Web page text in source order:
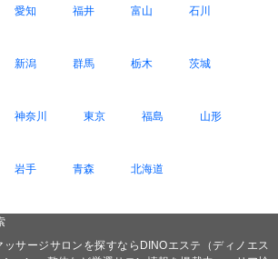
愛知 福井 富山 石川
新潟 群馬 栃木 茨城
神奈川 東京 福島 山形
岩手 青森 北海道
サージサロンを探すならDINOエステ（ディノエス